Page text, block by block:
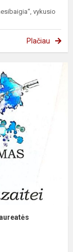
vykusio
Plačiau